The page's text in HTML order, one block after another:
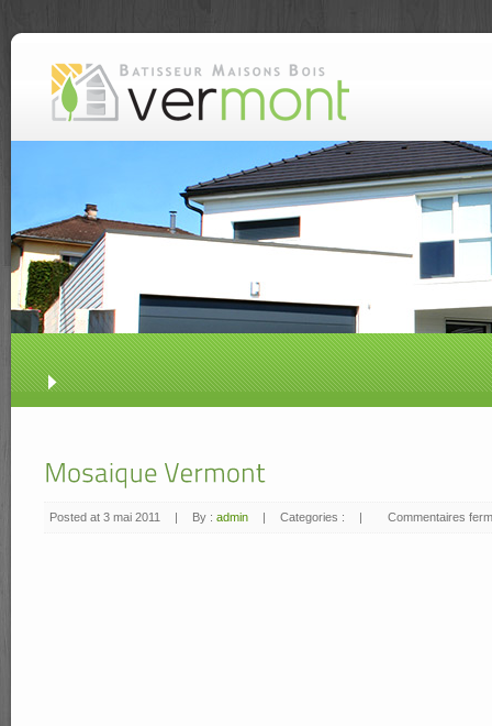
Posted at 3 mai 2011 | By : admin | Categories : | Commentaires